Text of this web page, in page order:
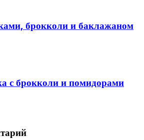
брокколи и баклажаном
с брокколи и помидорами